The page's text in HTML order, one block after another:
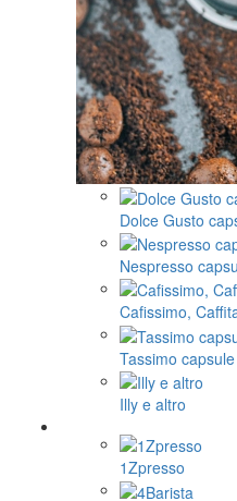
Dolce Gusto
Nespresso
Cafissimo,
Tassimo capsule
Illy e altro
1Zpresso